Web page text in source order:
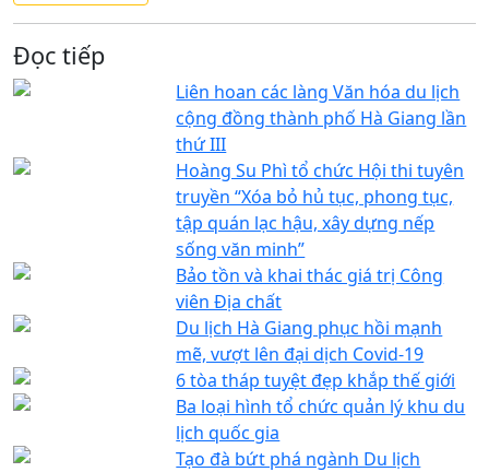
Đọc tiếp
Liên hoan các làng Văn hóa du lịch
cộng đồng thành phố Hà Giang lần
thứ III
Hoàng Su Phì tổ chức Hội thi tuyên
truyền “Xóa bỏ hủ tục, phong tục,
tập quán lạc hậu, xây dựng nếp
sống văn minh”
Bảo tồn và khai thác giá trị Công
viên Địa chất
Du lịch Hà Giang phục hồi mạnh
mẽ, vượt lên đại dịch Covid-19
6 tòa tháp tuyệt đẹp khắp thế giới
Ba loại hình tổ chức quản lý khu du
lịch quốc gia
Tạo đà bứt phá ngành Du lịch